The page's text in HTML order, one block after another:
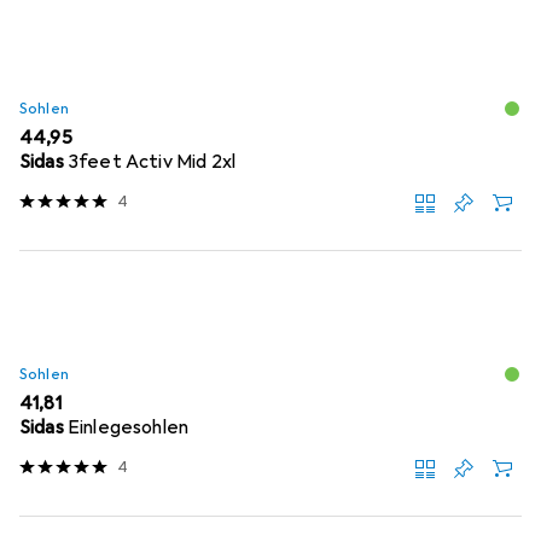
Sohlen
EUR
44,95
Sidas 3feet Activ Mid 2xl
4
Sohlen
EUR
41,81
Sidas Einlegesohlen
4